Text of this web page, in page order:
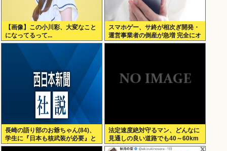
【画像】この小川彩、大変なこと
になってるって...
スマホゲー、サ終が相次ぎ開発・
運営事業者の倒産が急増 完全にオ
ワコンか
長崎の語り部のお爺ちゃん(84)、
学生に『日本も核武装が必要』と
言われびっくり
法定速度絶対守るマン、どんなに
見通しの良い道路でも40～60km
以上出さない